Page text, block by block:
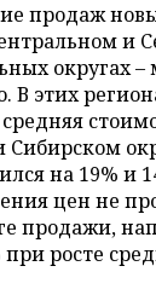
продаж
и
округах –
В этих
на 19% и
цен не
продажи,
росте